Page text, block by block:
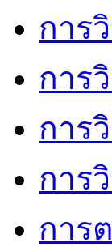
การ
การ
การ
การ
การ